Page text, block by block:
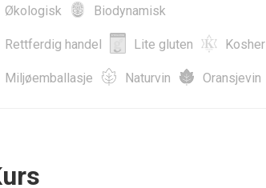
Økologisk Biodynamisk
Rettferdig handel Lite gluten Kosher
Miljøemballasje Naturvin Oransjevin